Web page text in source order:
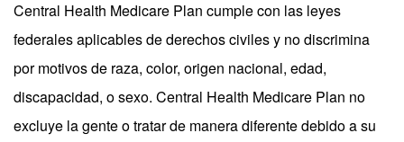
Central Health Medicare Plan cumple con las leyes
federales aplicables de derechos civiles y no discrimina
por motivos de raza, color, origen nacional, edad,
discapacidad, o sexo. Central Health Medicare Plan no
excluye la gente o tratar de manera diferente debido a su